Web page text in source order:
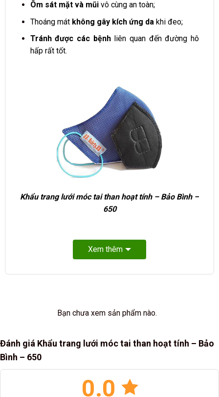
Ôm sát mặt và mũi vô cùng an toàn;
Thoáng mátkhông gây kích ứng da khi đeo;
Tránh được các bệnhliên quan đến đường hô
hấp rất tốt.
Khẩu trang lưới móc tai than hoạt tính – Bảo Bình –
650
Xem thêm
Bạn chưa xem sản phẩm nào.
Đánh giá Khẩu trang lưới móc tai than hoạt tính – Bảo
Bình – 650
0.0